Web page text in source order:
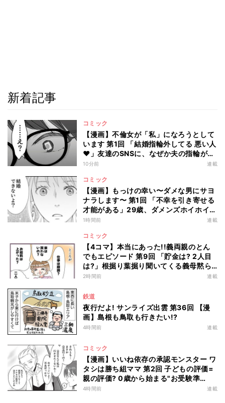
新着記事
コミック
【漫画】不倫女が「私」になろうとして
います 第1回 「結婚指輪外してる 悪い人
♥」友達のSNSに、なぜか夫の指輪が…
10分前 連載
コミック
【漫画】もっけの幸い〜ダメな男にサヨ
ナラします〜 第1回 「不幸を引き寄せる
才能がある」29歳、ダメンズホイホイを
卒業した私のはずが…
1時間前 連載
コミック
【4コマ】本当にあった!!義両親のとん
でもエピソード 第9回 「貯金は? 2人目
は?」根掘り葉掘り聞いてくる義母黙ら
せた一言
2時間前 連載
鉄道
夜行だよ! サンライズ出雲 第36回 【漫
画】島根も鳥取も行きたい!?
4時間前 連載
コミック
【漫画】いいね依存の承認モンスター ワ
タシは勝ち組ママ 第2回 子どもの評価=
親の評価? 0歳から始まる"お受験準
備"とは…
4時間前 連載